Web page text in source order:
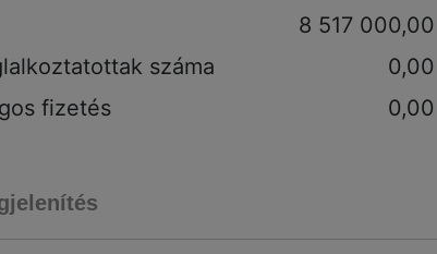
8 517 000,00
száma
0,00
fizetés
0,00